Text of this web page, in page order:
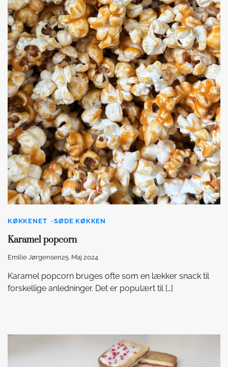
KØKKENET SØDE KØKKEN
Karamel popcorn
Emilie Jørgensen25. Maj 2024
Karamel popcorn bruges ofte som en lækker snack til
forskellige anledninger. Det er populært til […]